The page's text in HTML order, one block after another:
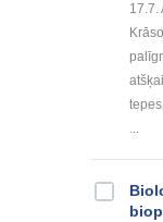
17.7.
...